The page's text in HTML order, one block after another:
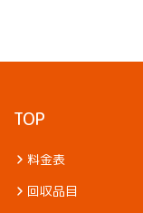
TOP
料金表
回収品目